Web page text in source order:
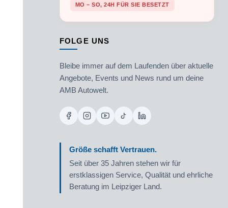
MO – SO, 24H FÜR SIE BESETZT
FOLGE UNS
Bleibe immer auf dem Laufenden über aktuelle
Angebote, Events und News rund um deine
AMB Autowelt.
Größe schafft Vertrauen.
Seit über 35 Jahren stehen wir für
erstklassigen Service, Qualität und ehrliche
Beratung im Leipziger Land.